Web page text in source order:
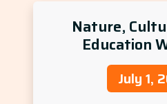
Nature,
Education
July 1,